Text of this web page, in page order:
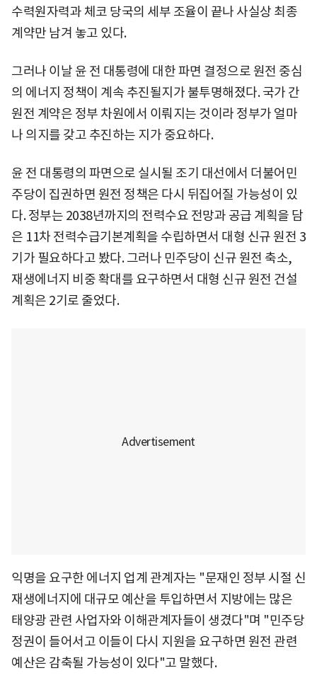
수력원자력과 체코 당국의 세부 조율이 끝나 사실상 최종
계약만 남겨 놓고 있다.
그러나 이날 윤 전 대통령에 대한 파면 결정으로 원전 중심
의 에너지 정책이 계속 추진될지가 불투명해졌다. 국가 간
원전 계약은 정부 차원에서 이뤄지는 것이라 정부가 얼마
나 의지를 갖고 추진하는 지가 중요하다.
윤 전 대통령의 파면으로 실시될 조기 대선에서 더불어민
주당이 집권하면 원전 정책은 다시 뒤집어질 가능성이 있
다. 정부는 2038년까지의 전력수요 전망과 공급 계획을 담
은 11차 전력수급기본계획을 수립하면서 대형 신규 원전 3
기가 필요하다고 봤다. 그러나 민주당이 신규 원전 축소,
재생에너지 비중 확대를 요구하면서 대형 신규 원전 건설
계획은 2기로 줄었다.
익명을 요구한 에너지 업계 관계자는 "문재인 정부 시절 신
재생에너지에 대규모 예산을 투입하면서 지방에는 많은
태양광 관련 사업자와 이해관계자들이 생겼다"며 "민주당
정권이 들어서고 이들이 다시 지원을 요구하면 원전 관련
예산은 감축될 가능성이 있다"고 말했다.